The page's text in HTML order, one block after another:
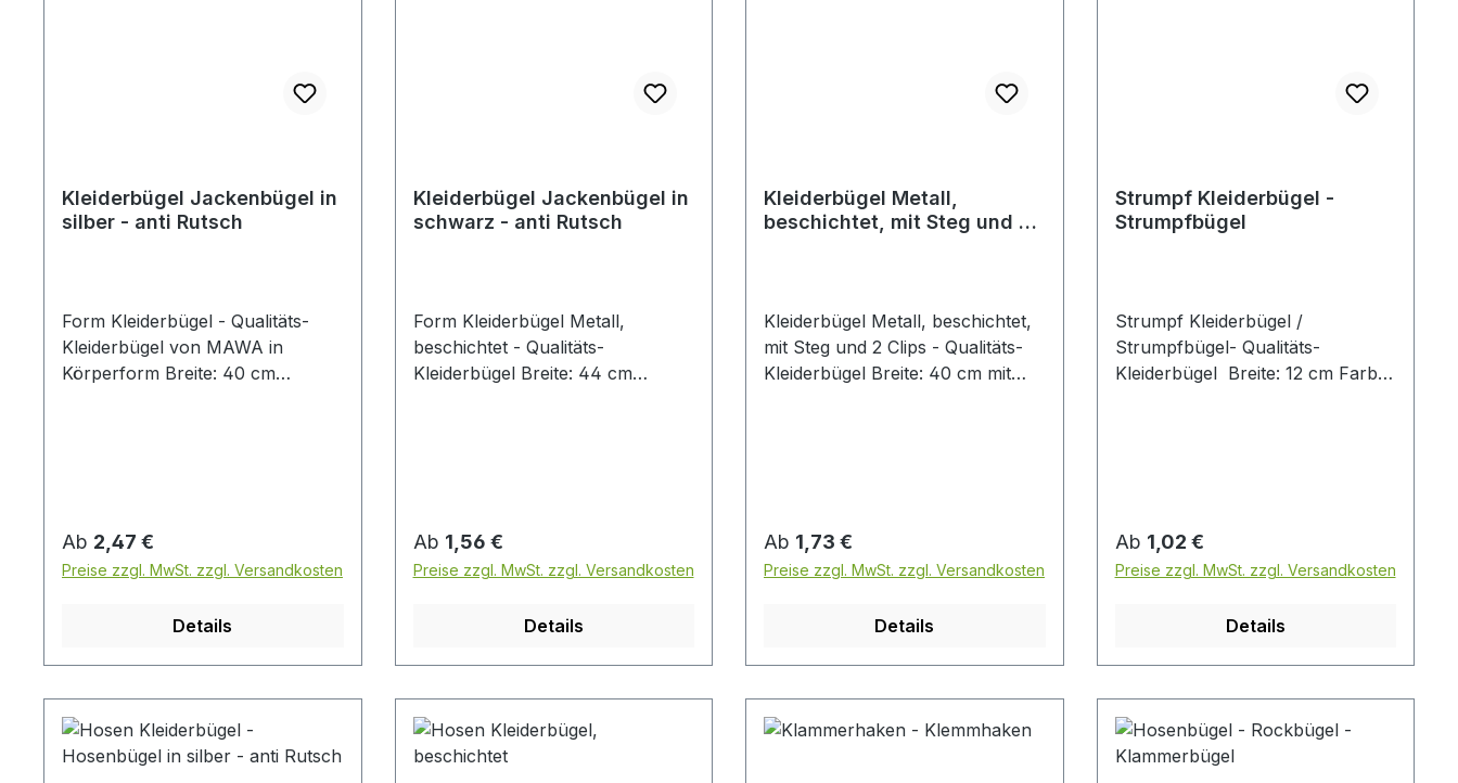
Kleiderbügel Jackenbügel in
silber - anti Rutsch
Form Kleiderbügel - Qualitäts-
Kleiderbügel von MAWA in
Körperform Breite: 40 cm
Regulärer Preis:
Ab 2,47 €
Preise zzgl. MwSt. zzgl. Versandkosten
Details
Kleiderbügel Jackenbügel in
schwarz - anti Rutsch
Form Kleiderbügel Metall,
beschichtet - Qualitäts-
Kleiderbügel Breite: 44 cm
Regulärer Preis:
Ab 1,56 €
Preise zzgl. MwSt. zzgl. Versandkosten
Details
Kleiderbügel Metall,
beschichtet, mit Steg und 2
Kleiderbügel Metall, beschichtet,
mit Steg und 2 Clips - Qualitäts-
Kleiderbügel Breite: 40 cm mit
Regulärer Preis:
Ab 1,73 €
Preise zzgl. MwSt. zzgl. Versandkosten
Details
Strumpf Kleiderbügel -
Strumpfbügel
Strumpf Kleiderbügel /
Strumpfbügel- Qualitäts-
Kleiderbügel Breite: 12 cm Farbe:
Regulärer Preis:
Ab 1,02 €
Preise zzgl. MwSt. zzgl. Versandkosten
Details